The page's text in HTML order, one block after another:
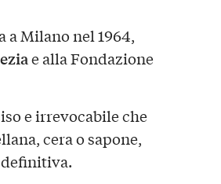
a Milano nel 1964,
e alla Fondazione
e irrevocabile che
cera o sapone,